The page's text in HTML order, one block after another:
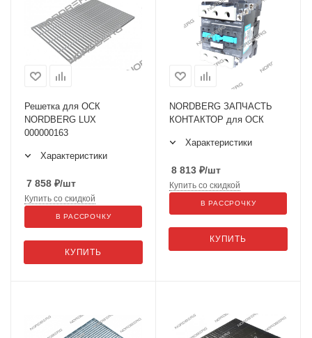
Решетка для ОСК
NORDBERG LUX
000000163
Характеристики
7 858 ₽/шт
КУПИТЬ
Купить со скидкой
В РАССРОЧКУ
NORDBERG ЗАПЧАСТЬ
КОНТАКТОР для ОСК
Характеристики
8 813 ₽/шт
КУПИТЬ
Купить со скидкой
В РАССРОЧКУ